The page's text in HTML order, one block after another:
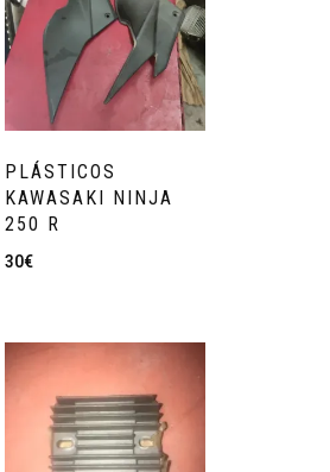
PLÁSTICOS
KAWASAKI NINJA
250 R
30€